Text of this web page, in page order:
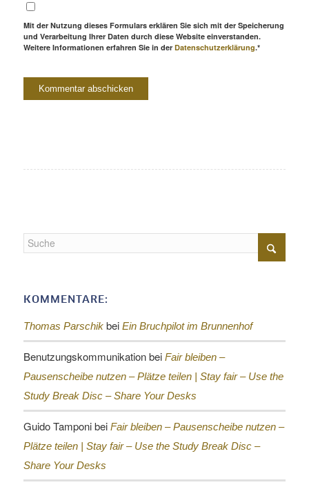
Mit der Nutzung dieses Formulars erklären Sie sich mit der Speicherung
und Verarbeitung Ihrer Daten durch diese Website einverstanden.
Weitere Informationen erfahren Sie in der Datenschutzerklärung.*
KOMMENTARE:
Thomas Parschikbei Ein Bruchpilot im Brunnenhof
Benutzungskommunikationbei Fair bleiben –
Pausenscheibe nutzen – Plätze teilen | Stay fair – Use the
Study Break Disc – Share Your Desks
Guido Tamponibei Fair bleiben – Pausenscheibe nutzen –
Plätze teilen | Stay fair – Use the Study Break Disc –
Share Your Desks